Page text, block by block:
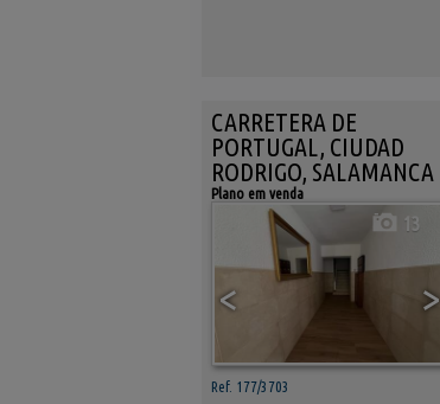
CARRETERA DE
PORTUGAL, CIUDAD
RODRIGO, SALAMANCA
Plano em venda
< >
13
Ref. 177/3703